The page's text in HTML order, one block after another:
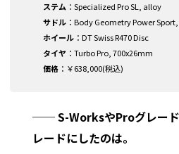
ステム ：Specialized Pro SL, alloy
サドル ：Body Geometry Power
ホイール ：DT Swiss R470 Disc
タイヤ ：Turbo Pro, 700x26mm
価格 ：￥638,000(税込)
── S-WorksやProグレー
レードにしたのは。